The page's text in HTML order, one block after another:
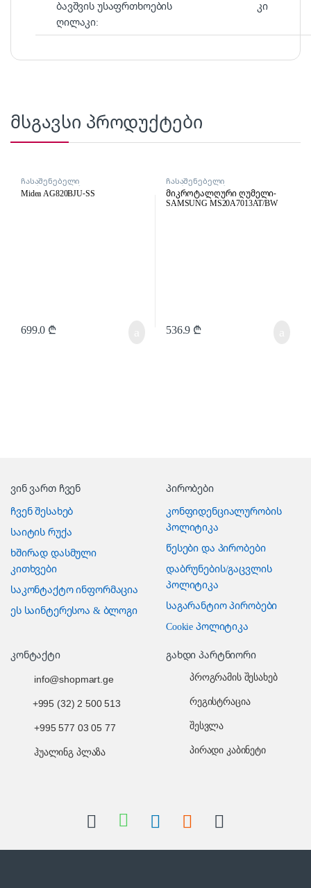
ბავშვის უსაფრთხოების
ღილაკი:
კი
მსგავსი პროდუქტები
ჩასაშენებელი
მიკროტალღური ღუმელი
Midea AG820BJU-SS
699.0 ₾
ჩასაშენებელი
მიკროტალღური ღუმელი
მიკროტალღური ღუმელი-
SAMSUNG MS20A7013AT/BW
536.9 ₾
ვინ ვართ ჩვენ
ჩვენ შესახებ
საიტის რუქა
ხშირად დასმული
კითხვები
საკონტაქტო ინფორმაცია
ეს საინტერესოა & ბლოგი
პირობები
კონფიდენციალურობის
პოლიტიკა
წესები და პირობები
დაბრუნების/გაცვლის
პოლიტიკა
საგარანტიო პირობები
Cookie პოლიტიკა
კონტაქტი
info@shopmart.ge
+995 (32) 2 500 513
+995 577 03 05 77
ჰუალინგ პლაზა
გახდი პარტნიორი
პროგრამის შესახებ
რეგისტრაცია
შესვლა
პირადი კაბინეტი